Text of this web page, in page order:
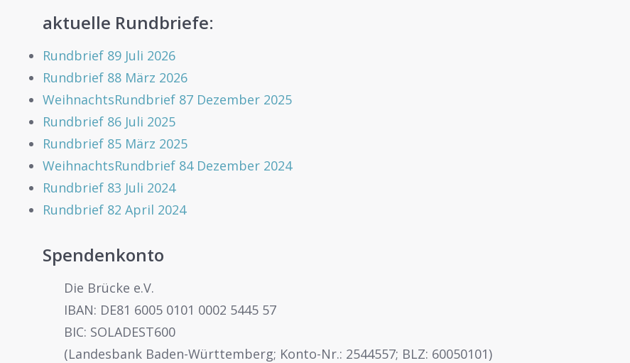
aktuelle Rundbriefe:
Rundbrief 89 Juli 2026
Rundbrief 88 März 2026
WeihnachtsRundbrief 87 Dezember 2025
Rundbrief 86 Juli 2025
Rundbrief 85 März 2025
WeihnachtsRundbrief 84 Dezember 2024
Rundbrief 83 Juli 2024
Rundbrief 82 April 2024
Spendenkonto
Die Brücke e.V.
IBAN: DE81 6005 0101 0002 5445 57
BIC: SOLADEST600
(Landesbank Baden-Württemberg; Konto-Nr.: 2544557; BLZ: 60050101)